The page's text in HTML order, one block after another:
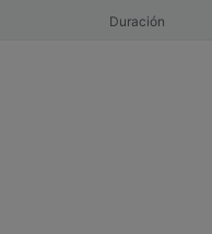
Duración